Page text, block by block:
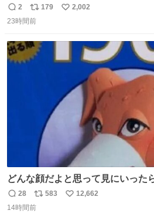
う魔力あるのよな
返
信
2
リ
ポ
ト
数
179
い
2,002
23時間前
どんな顔だよと思って見にいった
返
信
28
リ
ポ
583
い
12,662
14時間前